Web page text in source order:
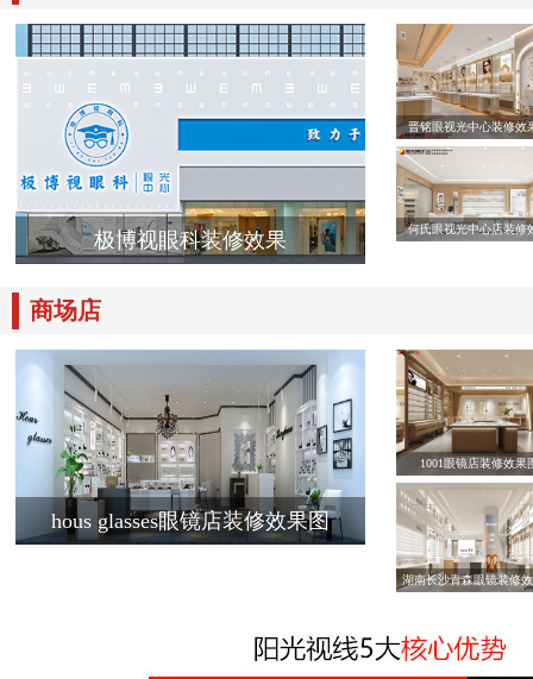
极博视眼科装修效果
晋铭眼视光中心装修效
何氏眼视光中心店装修
商场店
hous glasses眼镜店装修效果图
1001眼镜店装修效果
湖南长沙青森眼镜装修